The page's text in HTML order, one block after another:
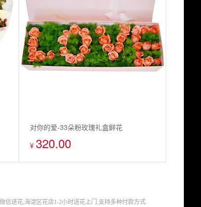
对你的爱-33朵粉玫瑰礼盒鲜花
¥ 320.00
信送花,海淀区花店1-2小时送花上门,支持多种付款方式.